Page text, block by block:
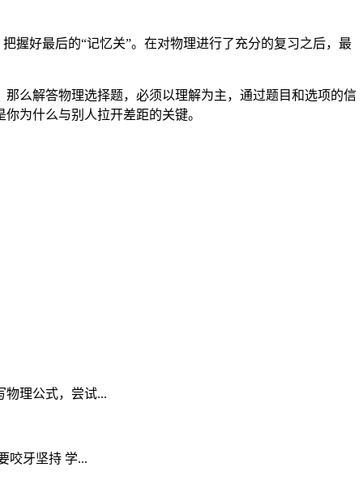
握好最后的“记忆关”。在对物理进行了充分的复习之后，最
么解答物理选择题，必须以理解为主，通过题目和选项的信
为什么与别人拉开差距的关键。
物理公式，尝试...
咬牙坚持 学...